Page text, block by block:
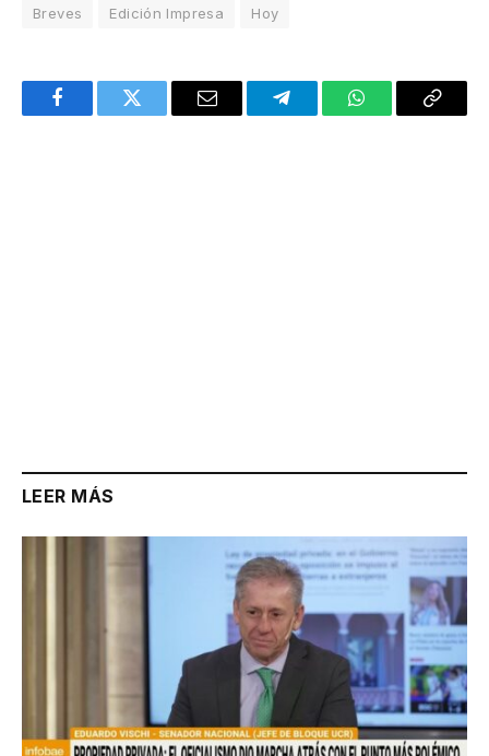
Breves Edición Impresa Hoy
FacebookTwitter Email TelegramWhatsAppCopy
LEER MÁS